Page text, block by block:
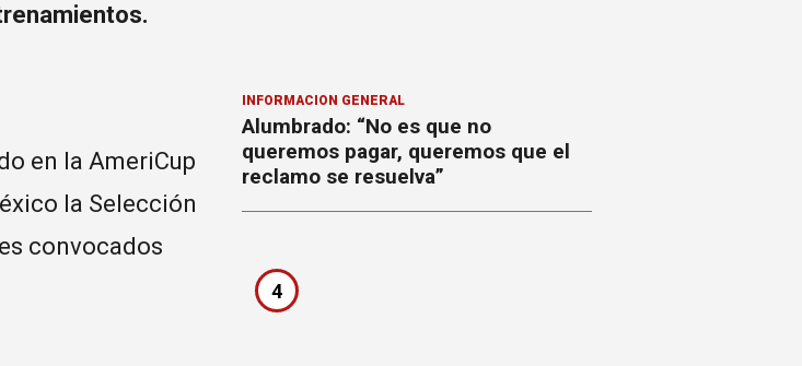
en la AmeriCup
la Selección
convocados
INFORMACION GENERAL
Alumbrado: “No es que no
queremos pagar, queremos que el
reclamo se resuelva”
4